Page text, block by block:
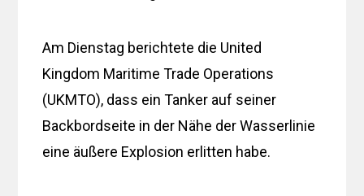
Am Dienstag berichtete die United
Kingdom Maritime Trade Operations
(UKMTO), dass ein Tanker auf seiner
Backbordseite in der Nähe der Wasserlinie
eine äußere Explosion erlitten habe.